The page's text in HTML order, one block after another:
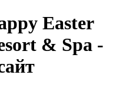
Easter
& Spa -